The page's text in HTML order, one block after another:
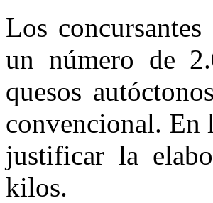
Los
un número de
quesos
convencional. En
justificar la
kilos.